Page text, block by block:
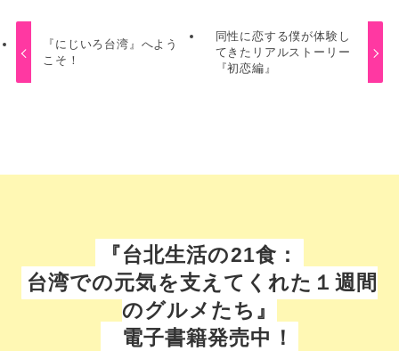
『にじいろ台湾』へよう
こそ！
同性に恋する僕が体験し
てきたリアルストーリー
『初恋編』
『台北生活の21食：
台湾での元気を支えてくれた１週間
のグルメたち』
電子書籍発売中！